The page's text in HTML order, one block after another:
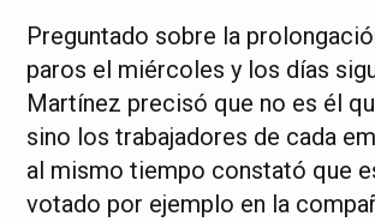
Preguntado sobre la
paros el miércoles y los días
Martínez precisó que no es él
sino los trabajadores de cada
al mismo tiempo constató que
votado por ejemplo en la